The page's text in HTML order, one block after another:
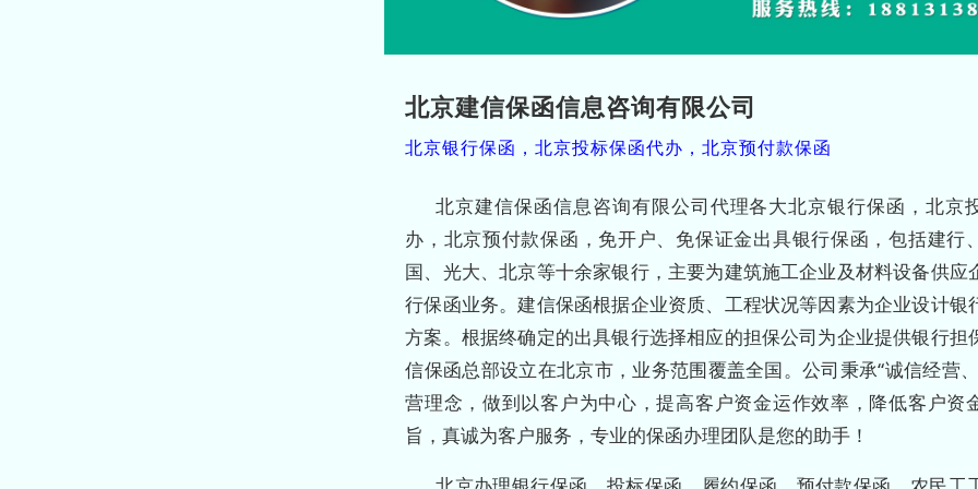
北京建信保函信息咨询有限公司
北京银行保函，北京投标保函代办，北京预付款保函
北京建信保函信息咨询有限公司代理各大北京银行保函，北京
办，北京预付款保函，免开户、免保证金出具银行保函，包括建行
国、光大、北京等十余家银行，主要为建筑施工企业及材料设备供应
行保函业务。建信保函根据企业资质、工程状况等因素为企业设计银
方案。根据终确定的出具银行选择相应的担保公司为企业提供银行担
信保函总部设立在北京市，业务范围覆盖全国。公司秉承“诚信经营
营理念，做到以客户为中心，提高客户资金运作效率，降低客户资
旨，真诚为客户服务，专业的保函办理团队是您的助手！